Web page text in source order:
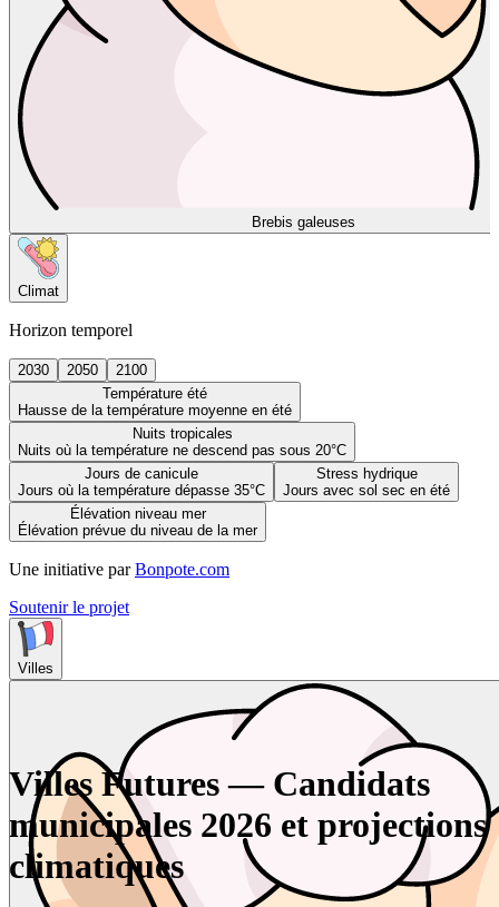
Brebis galeuses
Climat
Horizon temporel
2030 2050
2100
Température été
Hausse de la température moyenne en été
Nuits tropicales
Nuits où la température ne descend pas sous 20°C
Jours de canicule
Jours où la température dépasse 35°C
Stress hydrique
Jours avec sol sec en été
Élévation niveau mer
Élévation prévue du niveau de la mer
Une initiative par Bonpote.com
Soutenir le projet
Villes
Villes Futures — Candidats
municipales 2026 et projections
climatiques